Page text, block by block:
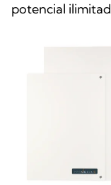
potencial